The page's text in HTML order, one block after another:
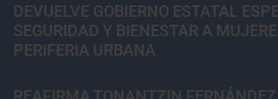
DEVUELVE GOBIERNO ESTATAL
SEGURIDAD Y BIENESTAR A
PERIFERIA URBANA